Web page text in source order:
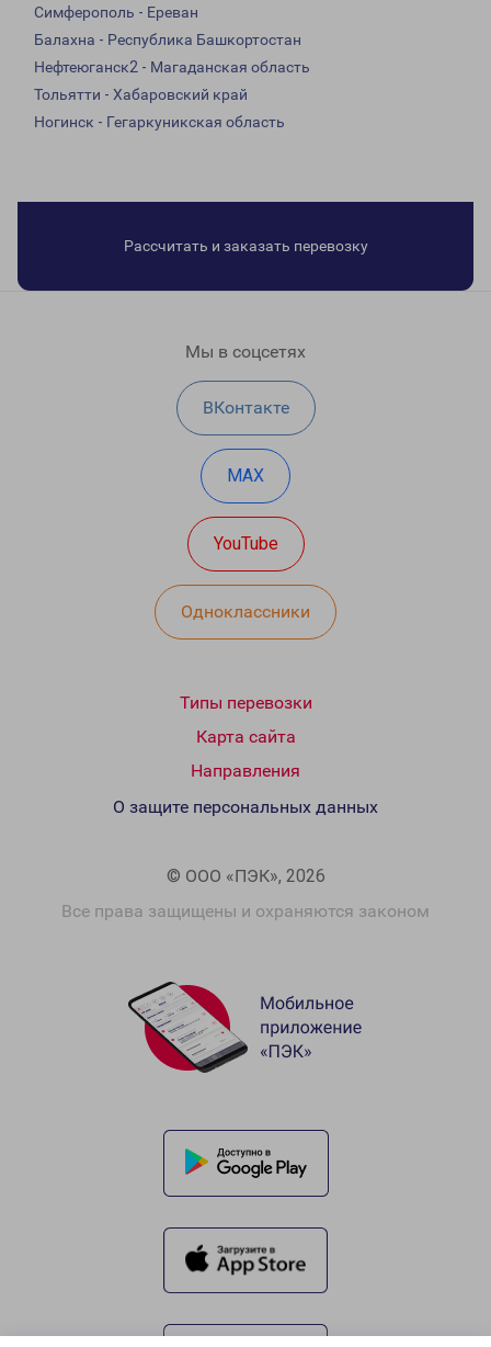
Симферополь - Ереван
Балахна - Республика Башкортостан
Нефтеюганск2 - Магаданская область
Тольятти - Хабаровский край
Ногинск - Гегаркуникская область
Рассчитать и заказать перевозку
Мы в соцсетях
ВКонтакте
MAX
YouTube
Одноклассники
Типы перевозки
Карта сайта
Направления
© ООО «ПЭК», 2026
Все права защищены и охраняются законом
О защите персональных данных